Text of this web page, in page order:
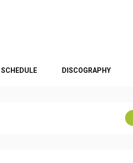
SCHEDULE DISCOGRAPHY